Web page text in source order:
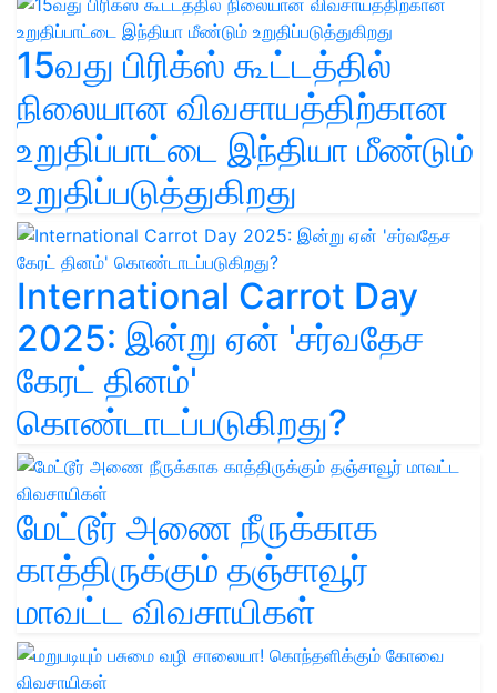
15வது பிரிக்ஸ் கூட்டத்தில்
நிலையான விவசாயத்திற்கான
உறுதிப்பாட்டை இந்தியா மீண்டும்
உறுதிப்படுத்துகிறது
International Carrot Day
2025: இன்று ஏன் 'சர்வதேச
கேரட் தினம்'
கொண்டாடப்படுகிறது?
மேட்டூர் அணை நீருக்காக
காத்திருக்கும் தஞ்சாவூர்
மாவட்ட விவசாயிகள்